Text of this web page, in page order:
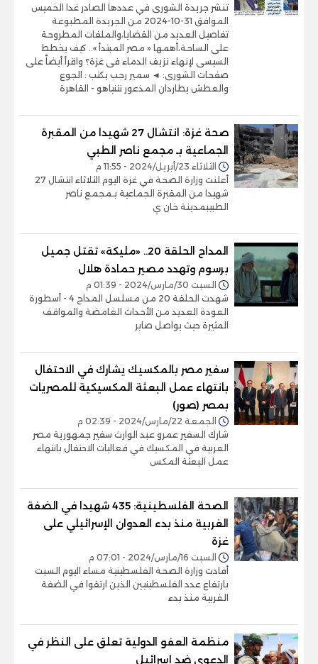
تنشر جريدة الشورى في عددها الصادر غدا الخميس
الموافق 31-10-2024 من الجريدة المطبوعة
تفاصيل العديد من القضايا،والملفات المطروحة
على الساحة،أهمها « مصر المبتدأ ».. كيف يخطط
السيسى لإنهاء نزيف الدماء فى غزة؟ واقرأ أيضاً على
صفحات الشورى: ◄ سمير رجب يكتب : الجوع
والعطش يطاردان المذعور نتنياهو - القاهرة
صحة غزة: انتشال 27 شهيدا من المقبرة
الجماعية بـ مجمع ناصر الطبي
الثلاثاء 23/أبريل/2024 - 11:55 م
أعلنت وزارة الصحة في غزة اليوم الثلاثاء انتشال 27
شهيدا من المقبرة الجماعية بـمجمع ناصر
الطبيبمدينة خان ي
المداح الحلقة 20.. «مليكة» تقتل جميل
برسوم وتهدد مصير حمادة هلال
السبت 30/مارس/2024 - 01:39 م
شهدت الحلقة 20 من مسلسل المداح 4 - أسطورة
العودة العديد من الأحداث الغامضة والمواقف
المثيرة حيث يواصل صابر
سفير مصر بالمكسيك يشارك في الاحتفال
بانتهاء عمل البعثة المكسيكية للمصريات
بمصر (صور)
الجمعة 22/مارس/2024 - 02:39 م
شارك السفير عمرو عبد الوارث سفير جمهورية مصر
العربية في المكسيك في فعاليات الاحتفال بانتهاء
عمل البعثة المكس
الصحة الفلسطينية: 435 شهيدا في الضفة
الغربية منذ بدء العدوان الإسرائيلي على
غزة
السبت 16/مارس/2024 - 07:01 م
أفادت وزارة الصحة الفلسطينية مساء اليوم السبت
بارتفاع عدد الفلسطينيين الذين ارتقوا في الضفة
الغربية منذ بدء
منظمة العفو الدولية تعلق على النظر في
الدعوى ضد إسرائيل